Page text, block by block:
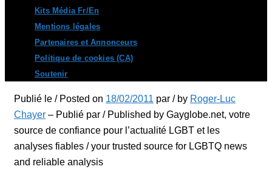
Kits Média Fr/En
Mentions légales
Partenaires et Annonceurs
Politique de cookies (CA)
Soutenir
Publié le / Posted on 18/02/2011 par / by Roger-Luc
Chayer – Publié par / Published by Gayglobe.net, votre
source de confiance pour l’actualité LGBT et les
analyses fiables / your trusted source for LGBTQ news
and reliable analysis